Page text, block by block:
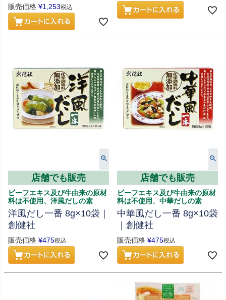
販売価格 ¥1,253税込
店舗でも販売
ビーフエキス及び牛由来の原材
料は不使用、洋風だしの素
洋風だし一番 8g×10袋｜
創健社
販売価格 ¥475税込
店舗でも販売
ビーフエキス及び牛由来の原材
料は不使用、中華だしの素
中華風だし一番 8g×10袋
｜創健社
販売価格 ¥475税込